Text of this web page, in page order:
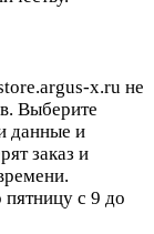
x.ru не
Выберите
данные и
заказ и
с 9 до